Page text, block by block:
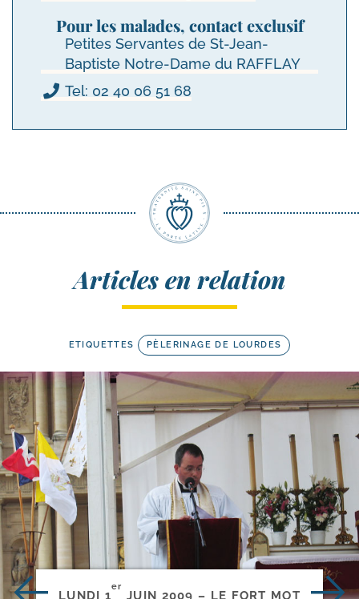
Pour les malades, contact exclusif
Petites Servantes de St-Jean-
Baptiste Notre-Dame du RAFFLAY
Tel: 02 40 06 51 68
Articles en relation
ETIQUETTES PÈLERINAGE DE LOURDES
LUNDI 1
er
JUIN 2009 – LE FORT MOT